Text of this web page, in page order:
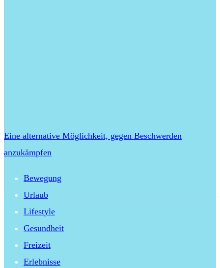
Eine alternative Möglichkeit, gegen Beschwerden
anzukämpfen
Bewegung
Urlaub
Lifestyle
Gesundheit
Freizeit
Erlebnisse